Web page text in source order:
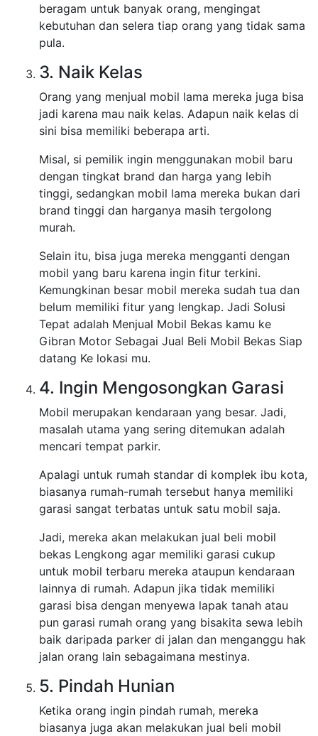
beragam untuk banyak orang, mengingat
kebutuhan dan selera tiap orang yang tidak sama
pula.
3. Naik Kelas
Orang yang menjual mobil lama mereka juga bisa
jadi karena mau naik kelas. Adapun naik kelas di
sini bisa memiliki beberapa arti.
Misal, si pemilik ingin menggunakan mobil baru
dengan tingkat brand dan harga yang lebih
tinggi, sedangkan mobil lama mereka bukan dari
brand tinggi dan harganya masih tergolong
murah.
Selain itu, bisa juga mereka mengganti dengan
mobil yang baru karena ingin fitur terkini.
Kemungkinan besar mobil mereka sudah tua dan
belum memiliki fitur yang lengkap. Jadi Solusi
Tepat adalah Menjual Mobil Bekas kamu ke
Gibran Motor Sebagai Jual Beli Mobil Bekas Siap
datang Ke lokasi mu.
4. Ingin Mengosongkan Garasi
Mobil merupakan kendaraan yang besar. Jadi,
masalah utama yang sering ditemukan adalah
mencari tempat parkir.
Apalagi untuk rumah standar di komplek ibu kota,
biasanya rumah-rumah tersebut hanya memiliki
garasi sangat terbatas untuk satu mobil saja.
Jadi, mereka akan melakukan jual beli mobil
bekas Lengkong agar memiliki garasi cukup
untuk mobil terbaru mereka ataupun kendaraan
lainnya di rumah. Adapun jika tidak memiliki
garasi bisa dengan menyewa lapak tanah atau
pun garasi rumah orang yang bisakita sewa lebih
baik daripada parker di jalan dan menganggu hak
jalan orang lain sebagaimana mestinya.
5. Pindah Hunian
Ketika orang ingin pindah rumah, mereka
biasanya juga akan melakukan jual beli mobil